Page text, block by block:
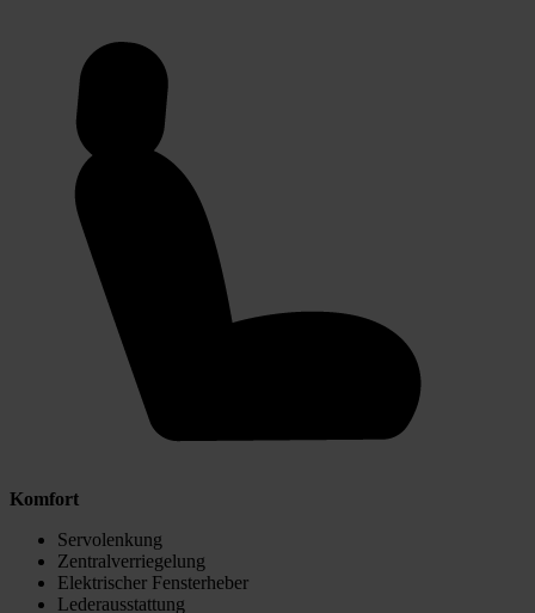
Komfort
Servolenkung
Zentralverriegelung
Elektrischer Fensterheber
Lederausstattung